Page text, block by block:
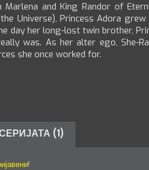
Marlena and King Randor of
Universe), Princess Adora grew
day her long-lost twin brother,
was. As her alter ego, She-
she once worked for.
(1)
!